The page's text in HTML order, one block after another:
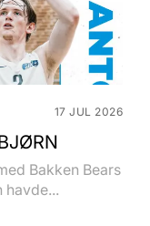
17 JUL 2026
Bakken Bears